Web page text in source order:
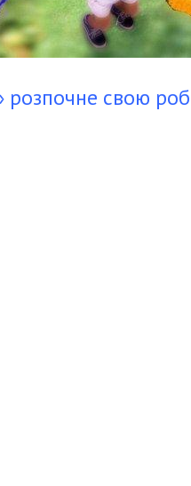
розпочне свою